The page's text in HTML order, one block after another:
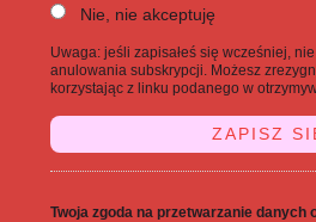
Nie, nie akceptuję
Uwaga: jeśli zapisałeś się wcześniej,
anulowania subskrypcji. Możesz
korzystając z linku podanego w
Twoja zgoda na przetwarzanie danych